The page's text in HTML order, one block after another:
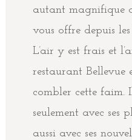
autant magnifique
vous offre depuis
L’air y est frais et
restaurant Bellevue
combler cette faim.
seulement avec ses
aussi avec ses